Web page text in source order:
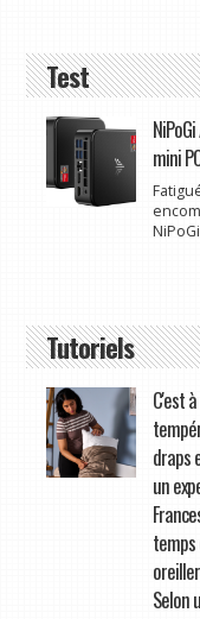
Test
mini
Tutoriels
C'est
draps
un
temps
Selon